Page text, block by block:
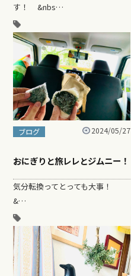
す！ &nbs…
ブログ 2024/05/27
おにぎりと旅レレとジムニー！
気分転換ってとっても大事！
&…